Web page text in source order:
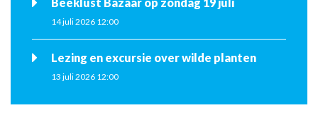
14 juli 2026 12:00
Lezing en excursie over wilde planten
13 juli 2026 12:00